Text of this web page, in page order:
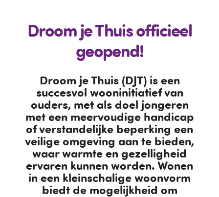
Droom je Thuis officieel
geopend!
Droom je Thuis (DJT) is een
succesvol wooninitiatief van
ouders, met als doel jongeren
met een meervoudige handicap
of verstandelijke beperking een
veilige omgeving aan te bieden,
waar warmte en gezelligheid
ervaren kunnen worden. Wonen
in een kleinschalige woonvorm
biedt de mogelijkheid om